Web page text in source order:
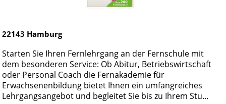
22143 Hamburg
Starten Sie Ihren Fernlehrgang an der Fernschule mit
dem besonderen Service: Ob Abitur, Betriebswirtschaft
oder Personal Coach die Fernakademie für
Erwachsenenbildung bietet Ihnen ein umfangreiches
Lehrgangsangebot und begleitet Sie bis zu Ihrem Stu...